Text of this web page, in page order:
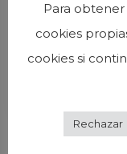
Espárragos
Para
cookies
cookies si
Rechazar